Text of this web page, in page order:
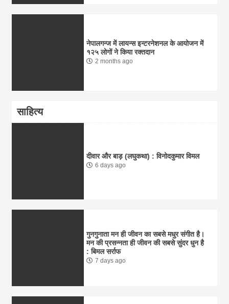
नेपालगन्ज में लायन्स इन्टरनेशनल के आयोजन में
१२५ लोगों ने किया रक्तदान
2 months ago
साहित्य
दीवार और बाड़ (लघुकथा) : विनोदकुमार विमल
6 days ago
गुनगुनाता मन ही जीवन का सबसे मधुर संगीत है।
मन की प्रसन्नता ही जीवन की सबसे सुंदर धुन है
: बिमल सर्राफ
7 days ago